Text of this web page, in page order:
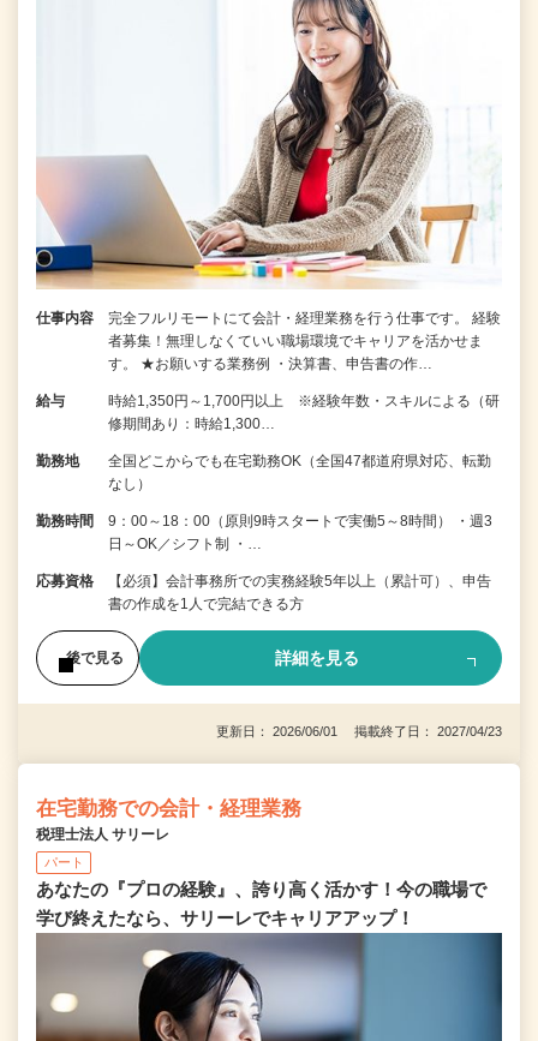
仕事内容
完全フルリモートにて会計・経理業務を行う仕事です。 経験
者募集！無理しなくていい職場環境でキャリアを活かせま
す。 ★お願いする業務例 ・決算書、申告書の作…
給与
時給1,350円～1,700円以上 ※経験年数・スキルによる（研
修期間あり：時給1,300…
勤務地
全国どこからでも在宅勤務OK（全国47都道府県対応、転勤
なし）
勤務時間
9：00～18：00（原則9時スタートで実働5～8時間） ・週3
日～OK／シフト制 ・…
応募資格
【必須】会計事務所での実務経験5年以上（累計可）、申告
書の作成を1人で完結できる方
後で見る 詳細を見る
更新日： 2026/06/01 掲載終了日： 2027/04/23
在宅勤務での会計・経理業務
税理士法人 サリーレ
パート
あなたの『プロの経験』、誇り高く活かす！今の職場で
学び終えたなら、サリーレでキャリアアップ！